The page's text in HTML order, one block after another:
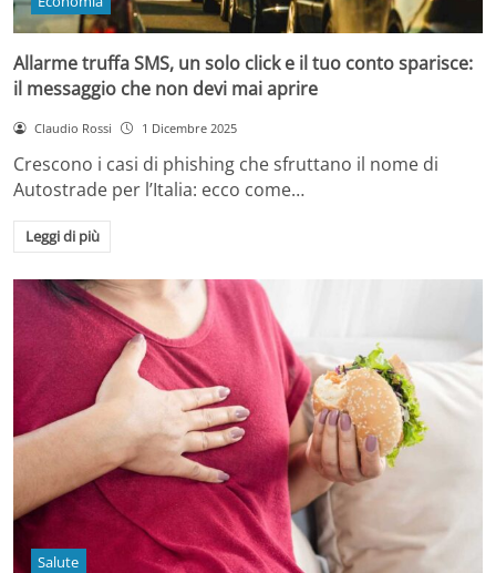
Allarme truffa SMS, un solo click e il tuo conto sparisce:
il messaggio che non devi mai aprire
Claudio Rossi 1 Dicembre 2025
Crescono i casi di phishing che sfruttano il nome di
Autostrade per l’Italia: ecco come…
Leggi di più
Salute